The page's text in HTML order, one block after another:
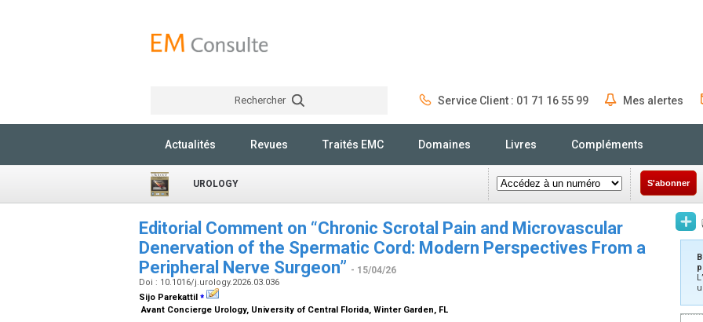
Rechercher Service Client : 01 71 16 55 99 Mes alertes
Actualités Revues Traités EMC Domaines Livres Compléments
UROLOGY S'abonner
Editorial Comment on “Chronic Scrotal Pain and Microvascular
Denervation of the Spermatic Cord: Modern Perspectives From a
Peripheral Nerve Surgeon” - 15/04/26
Doi : 10.1016/j.urology.2026.03.036
Sijo Parekattil ⁎
Avant Concierge Urology, University of Central Florida, Winter Garden, FL